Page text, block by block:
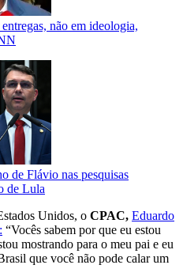
não em ideologia,
de Flávio nas pesquisas
de Lula
Unidos, o CPAC, Eduardo
“Vocês sabem por que eu estou
mostrando para o meu pai e eu
que você não pode calar um